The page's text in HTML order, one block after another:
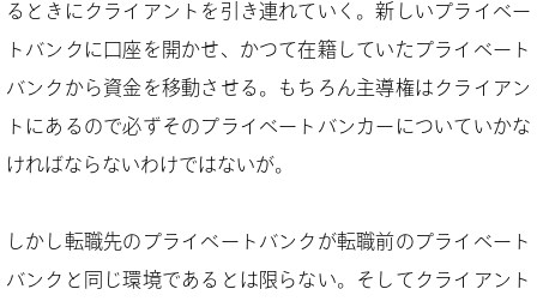
るときにクライアントを引き連れていく。新しいプライベー
トバンクに口座を開かせ、かつて在籍していたプライベート
バンクから資金を移動させる。もちろん主導権はクライアン
トにあるので必ずそのプライベートバンカーについていかな
ければならないわけではないが。
しかし転職先のプライベートバンクが転職前のプライベート
バンクと同じ環境であるとは限らない。そしてクライアント